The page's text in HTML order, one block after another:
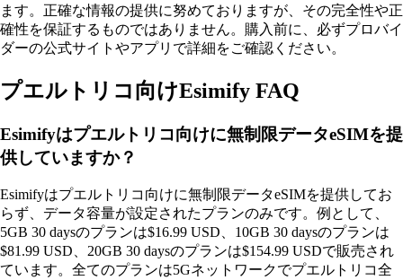
ます。正確な情報の提供に努めておりますが、その完全性や正
確性を保証するものではありません。購入前に、必ずプロバイ
ダーの公式サイトやアプリで詳細をご確認ください。
プエルトリコ向けEsimify FAQ
Esimifyはプエルトリコ向けに無制限データeSIMを提
供していますか？
Esimifyはプエルトリコ向けに無制限データeSIMを提供してお
らず、データ容量が設定されたプランのみです。例として、
5GB 30 daysのプランは$16.99 USD、10GB 30 daysのプランは
$81.99 USD、20GB 30 daysのプランは$154.99 USDで販売され
ています。全てのプランは5Gネットワークでプエルトリコ全